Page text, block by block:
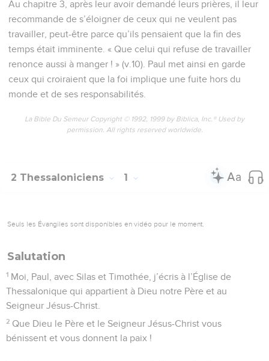
Au chapitre 3, après leur avoir demandé leurs prières, il leur
recommande de s’éloigner de ceux qui ne veulent pas
travailler, peut-être parce qu’ils pensaient que la fin des
temps était imminente. « Que celui qui refuse de travailler
renonce aussi à manger ! » (v.10). Paul met ainsi en garde
ceux qui croiraient que la foi implique une fuite hors du
monde et de ses responsabilités.
La Bible Du Semeur Copyright © 1992, 1999 by Biblica, Inc.® Used by
permission. All rights reserved worldwide.
2 Thessaloniciens 1
Seuls les Évangiles sont disponibles en vidéo pour le moment.
Salutation
1 Moi, Paul, avec Silas et Timothée, j’écris à l’Église de
Thessalonique qui appartient à Dieu notre Père et au
Seigneur Jésus-Christ.
2 Que Dieu le Père et le Seigneur Jésus-Christ vous
bénissent et vous donnent la paix !